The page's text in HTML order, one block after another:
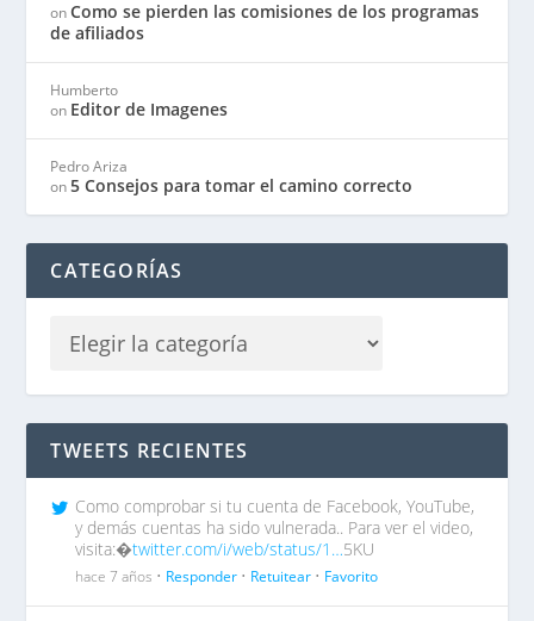
onComo se pierden las comisiones de los programas
de afiliados
Humberto
on Editor de Imagenes
Pedro Ariza
on5 Consejos para tomar el camino correcto
CATEGORÍAS
TWEETS RECIENTES
Como comprobar si tu cuenta de Facebook, YouTube,
y demás cuentas ha sido vulnerada.. Para ver el video,
visita:�twitter.com/i/web/status/1…5KU
hace 7 años • Responder • Retuitear • Favorito